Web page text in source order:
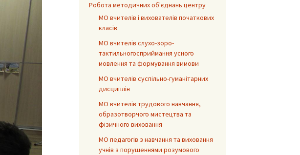
Робота методичних об'єднань центру
МО вчителів і вихователів початкових
класів
МО вчителів слухо-зоро-
тактильногосприймання усного
мовлення та формування вимови
МО вчителів суспільно-гуманітарних
дисциплін
МО вчителів трудового навчання,
образотворчого мистецтва та
фізичного виховання
МО педагогів з навчання та виховання
учнів з порушеннями розумового